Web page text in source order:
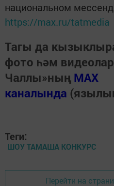
национальном
https://max.ru/tatmedia
Тагы да
фото һәм
Чаллы»ның MAX
каналында
Теги:
ШОУ ТАМАША КОНКУРС
Перейти на